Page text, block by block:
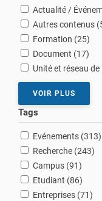
Actualité /
Autres contenus
Formation (25)
Document (17)
Unité et réseau
VOIR PLUS
Tags
Evénements (313)
Recherche (243)
Campus (91)
Etudiant (86)
Entreprises (71)